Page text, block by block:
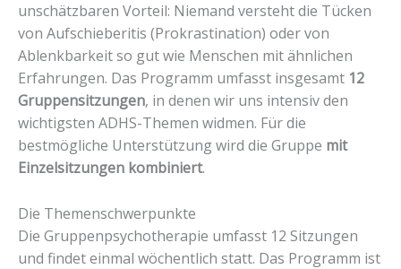
unschätzbaren Vorteil: Niemand versteht die Tücken
von Aufschieberitis (Prokrastination) oder von
Ablenkbarkeit so gut wie Menschen mit ähnlichen
Erfahrungen. Das Programm umfasst insgesamt 12
Gruppensitzungen, in denen wir uns intensiv den
wichtigsten ADHS-Themen widmen. Für die
bestmögliche Unterstützung wird die Gruppe mit
Einzelsitzungen kombiniert.
Die Themenschwerpunkte
Die Gruppenpsychotherapie umfasst 12 Sitzungen
und findet einmal wöchentlich statt. Das Programm ist